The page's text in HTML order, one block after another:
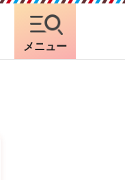
メニュー